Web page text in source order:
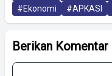
#Ekonomi
#APKASI
Berikan Komentar